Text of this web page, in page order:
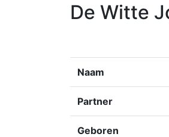
De Witte
Naam
Partner
Geboren